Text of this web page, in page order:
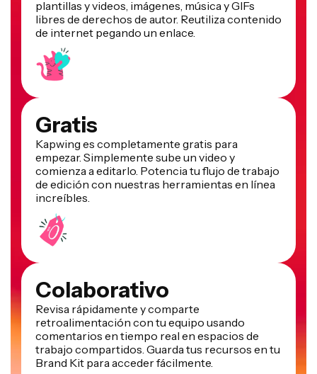
plantillas y videos, imágenes, música y GIFs
libres de derechos de autor. Reutiliza contenido
de internet pegando un enlace.
Gratis
Kapwing es completamente gratis para
empezar. Simplemente sube un video y
comienza a editarlo. Potencia tu flujo de trabajo
de edición con nuestras herramientas en línea
increíbles.
Colaborativo
Revisa rápidamente y comparte
retroalimentación con tu equipo usando
comentarios en tiempo real en espacios de
trabajo compartidos. Guarda tus recursos en tu
Brand Kit para acceder fácilmente.